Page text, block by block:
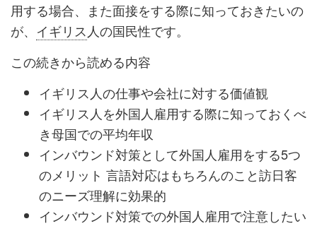
用する場合、また面接をする際に知っておきたいの
が、 イギリス人の国民性です。
この続きから読める内容
イギリス人の仕事や会社に対する価値観
イギリス人を外国人雇用する際に知っておくべ
き母国での平均年収
インバウンド対策として外国人雇用をする5つ
のメリット 言語対応はもちろんのこと訪日客
のニーズ理解に効果的
インバウンド対策での外国人雇用で注意したい